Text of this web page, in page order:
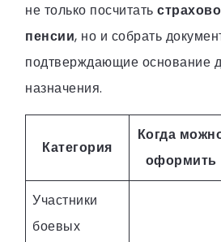
не только посчитать
пенсии, но и собрать
подтверждающие основание
назначения.
Категория
Когда
оформить
Участники
боевых